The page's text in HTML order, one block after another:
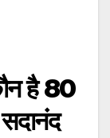
है 80